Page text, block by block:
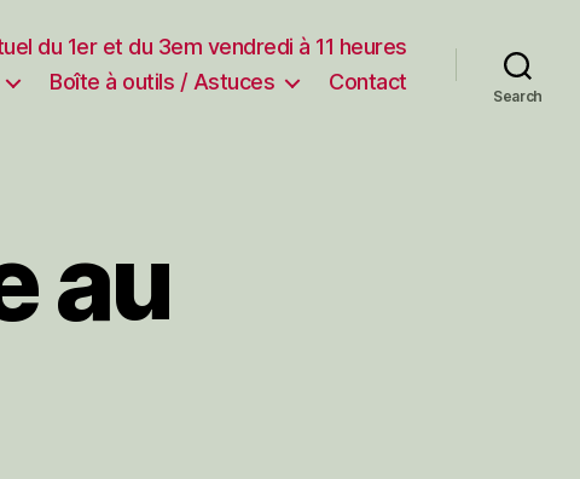
du 1er et du 3em vendredi à 11 heures
Boîte à outils / Astuces Contact
Search
au